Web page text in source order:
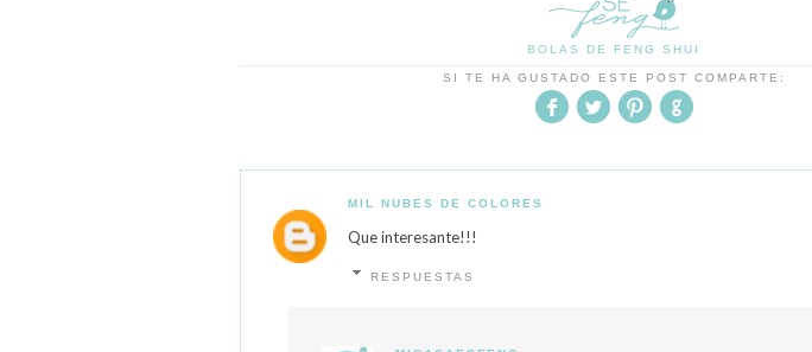
BOLAS DE FENG SHUI
SI TE HA GUSTADO ESTE POST COMPARTE:
MIL NUBES DE COLORES
Que interesante!!!
RESPUESTAS